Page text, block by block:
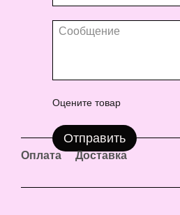
Оцените товар
Отправить
Оплата Доставка